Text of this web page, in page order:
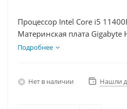
Процессор Intel Core i5
Материнская плата Gigabyte
Видеокарта RTX 3060Ti 8Гб,
Подробнее
Нет в наличии Нашли